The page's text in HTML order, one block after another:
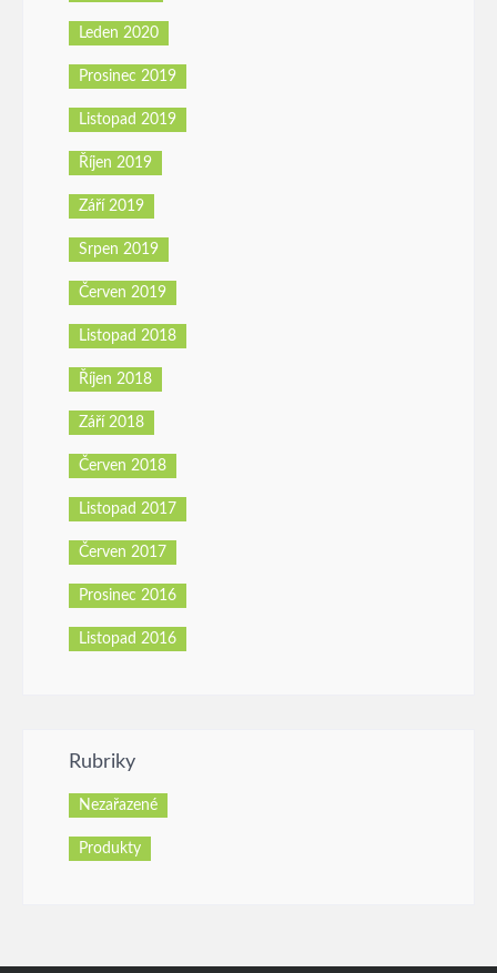
Leden 2020
Prosinec 2019
Listopad 2019
Říjen 2019
Září 2019
Srpen 2019
Červen 2019
Listopad 2018
Říjen 2018
Září 2018
Červen 2018
Listopad 2017
Červen 2017
Prosinec 2016
Listopad 2016
Rubriky
Nezařazené
Produkty